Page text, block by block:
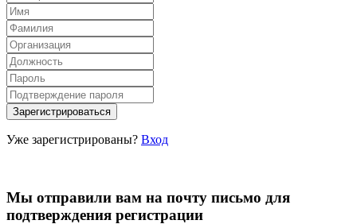
Уже зарегистрированы? Вход
Мы отправили вам на почту письмо для
подтверждения регистрации